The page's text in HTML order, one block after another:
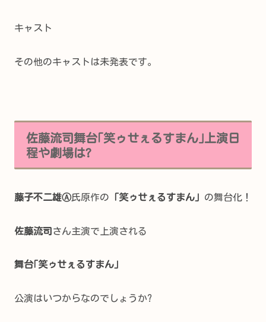
キャスト
その他のキャストは未発表です。
佐藤流司舞台｢笑ゥせぇるすまん｣上演日
程や劇場は?
藤子不二雄Ⓐ氏原作の 「笑ゥせぇるすまん」 の舞台化！
佐藤流司 さん主演で上演される
舞台｢笑ゥせぇるすまん｣
公演はいつからなのでしょうか?